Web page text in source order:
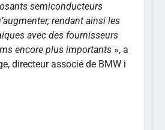
semiconducteurs
rendant ainsi les
avec des fournisseurs
encore plus importants », a
directeur associé de BMW i